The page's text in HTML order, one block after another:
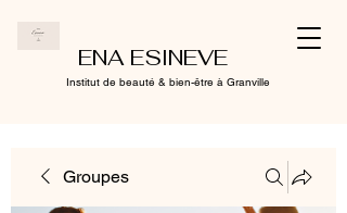
ENA ESINEVE
Institut de beauté & bien-être à Granville
Groupes